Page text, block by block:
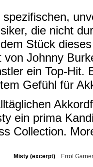
die nicht
Stück
von Johnny
ein Top-Hit.
Gefühl für
ein prima
Collection.
Misty (excerpt) Errol